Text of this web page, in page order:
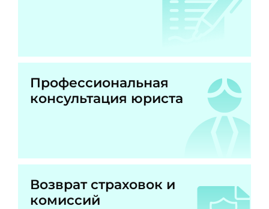
Профессиональная
консультация юриста
Возврат страховок и
комиссий